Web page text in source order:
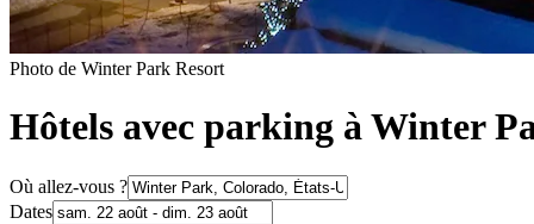
Photo de Winter Park Resort
Hôtels avec parking à Winter
Où allez-vous ?
Dates